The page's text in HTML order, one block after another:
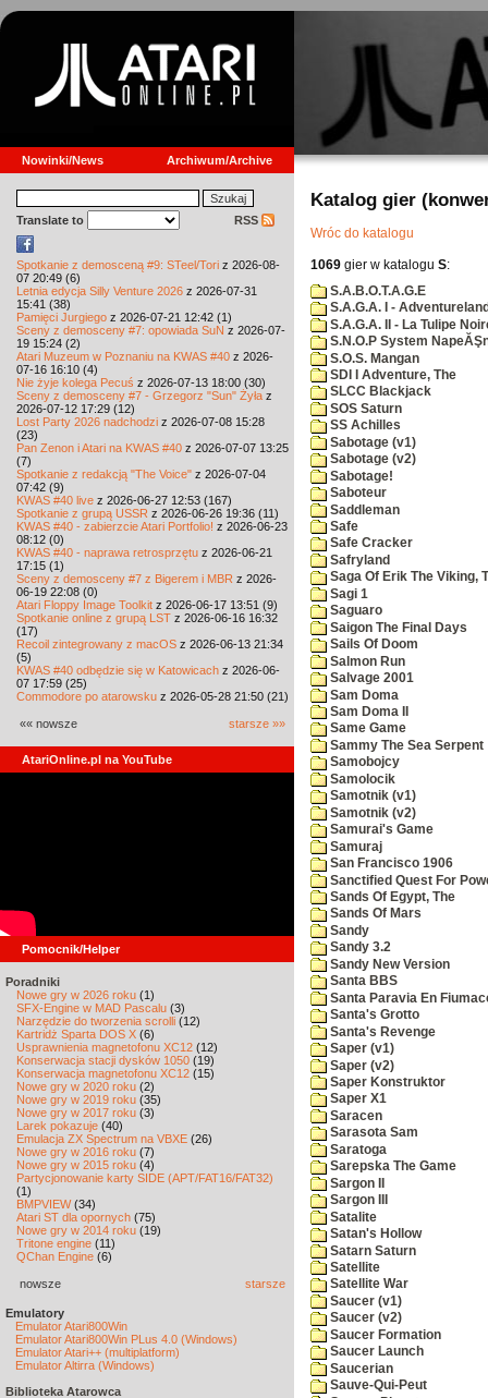
Nowinki/News Archiwum/Archive
Translate to RSS
Spotkanie z demosceną #9: STeel/Tori z 2026-08-
07 20:49 (6)
Letnia edycja Silly Venture 2026 z 2026-07-31
15:41 (38)
Pamięci Jurgiego z 2026-07-21 12:42 (1)
Sceny z demosceny #7: opowiada SuN z 2026-07-
19 15:24 (2)
Atari Muzeum w Poznaniu na KWAS #40 z 2026-
07-16 16:10 (4)
Nie żyje kolega Pecuś z 2026-07-13 18:00 (30)
Sceny z demosceny #7 - Grzegorz "Sun" Żyła z
2026-07-12 17:29 (12)
Lost Party 2026 nadchodzi z 2026-07-08 15:28
(23)
Pan Zenon i Atari na KWAS #40 z 2026-07-07 13:25
(7)
Spotkanie z redakcją "The Voice" z 2026-07-04
07:42 (9)
KWAS #40 live z 2026-06-27 12:53 (167)
Spotkanie z grupą USSR z 2026-06-26 19:36 (11)
KWAS #40 - zabierzcie Atari Portfolio! z 2026-06-23
08:12 (0)
KWAS #40 - naprawa retrosprzętu z 2026-06-21
17:15 (1)
Sceny z demosceny #7 z Bigerem i MBR z 2026-
06-19 22:08 (0)
Atari Floppy Image Toolkit z 2026-06-17 13:51 (9)
Spotkanie online z grupą LST z 2026-06-16 16:32
(17)
Recoil zintegrowany z macOS z 2026-06-13 21:34
(5)
KWAS #40 odbędzie się w Katowicach z 2026-06-
07 17:59 (25)
Commodore po atarowsku z 2026-05-28 21:50 (21)
«« nowsze starsze »»
AtariOnline.pl na YouTube
Pomocnik/Helper
Poradniki
Nowe gry w 2026 roku (1)
SFX-Engine w MAD Pascalu (3)
Narzędzie do tworzenia scrolli (12)
Kartridż Sparta DOS X (6)
Usprawnienia magnetofonu XC12 (12)
Konserwacja stacji dysków 1050 (19)
Konserwacja magnetofonu XC12 (15)
Nowe gry w 2020 roku (2)
Nowe gry w 2019 roku (35)
Nowe gry w 2017 roku (3)
Larek pokazuje (40)
Emulacja ZX Spectrum na VBXE (26)
Nowe gry w 2016 roku (7)
Nowe gry w 2015 roku (4)
Partycjonowanie karty SIDE (APT/FAT16/FAT32)
(1)
BMPVIEW(34)
Atari ST dla opornych (75)
Nowe gry w 2014 roku (19)
Tritone engine (11)
QChan Engine (6)
nowsze starsze
Emulatory
Emulator Atari800Win
Emulator Atari800Win PLus 4.0 (Windows)
Emulator Atari++ (multiplatform)
Emulator Altirra (Windows)
Biblioteka Atarowca
Katalog gier
Wróc do katalogu
1069 gier w katalogu S:
S.A.B.O.T.A.G.E
S.A.G.A. I -
S.A.G.A. II - La Tulipe
S.N.O.P System
S.O.S. Mangan
SDI I Adventure, The
SLCC Blackjack
SOS Saturn
SS Achilles
Sabotage (v1)
Sabotage (v2)
Sabotage!
Saboteur
Saddleman
Safe
Safe Cracker
Safryland
Saga Of Erik The Viking,
Sagi 1
Saguaro
Saigon The Final Days
Sails Of Doom
Salmon Run
Salvage 2001
Sam Doma
Sam Doma II
Same Game
Sammy The Sea Serpent
Samobojcy
Samolocik
Samotnik (v1)
Samotnik (v2)
Samurai's Game
Samuraj
San Francisco 1906
Sanctified Quest For
Sands Of Egypt, The
Sands Of Mars
Sandy
Sandy 3.2
Sandy New Version
Santa BBS
Santa Paravia En
Santa's Grotto
Santa's Revenge
Saper (v1)
Saper (v2)
Saper Konstruktor
Saper X1
Saracen
Sarasota Sam
Saratoga
Sarepska The Game
Sargon II
Sargon III
Satalite
Satan's Hollow
Satarn Saturn
Satellite
Satellite War
Saucer (v1)
Saucer (v2)
Saucer Formation
Saucer Launch
Saucerian
Sauve-Qui-Peut